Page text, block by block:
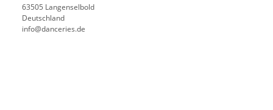
63505 Langenselbold
Deutschland
info@danceries.de